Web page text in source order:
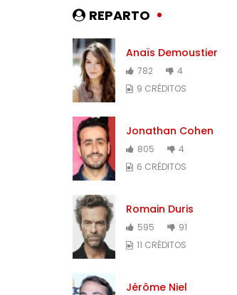
REPARTO
Anaïs Demoustier
782
4
9 CRÉDITOS
Jonathan Cohen
805
4
6 CRÉDITOS
Romain Duris
595
91
11 CRÉDITOS
Jérôme Niel